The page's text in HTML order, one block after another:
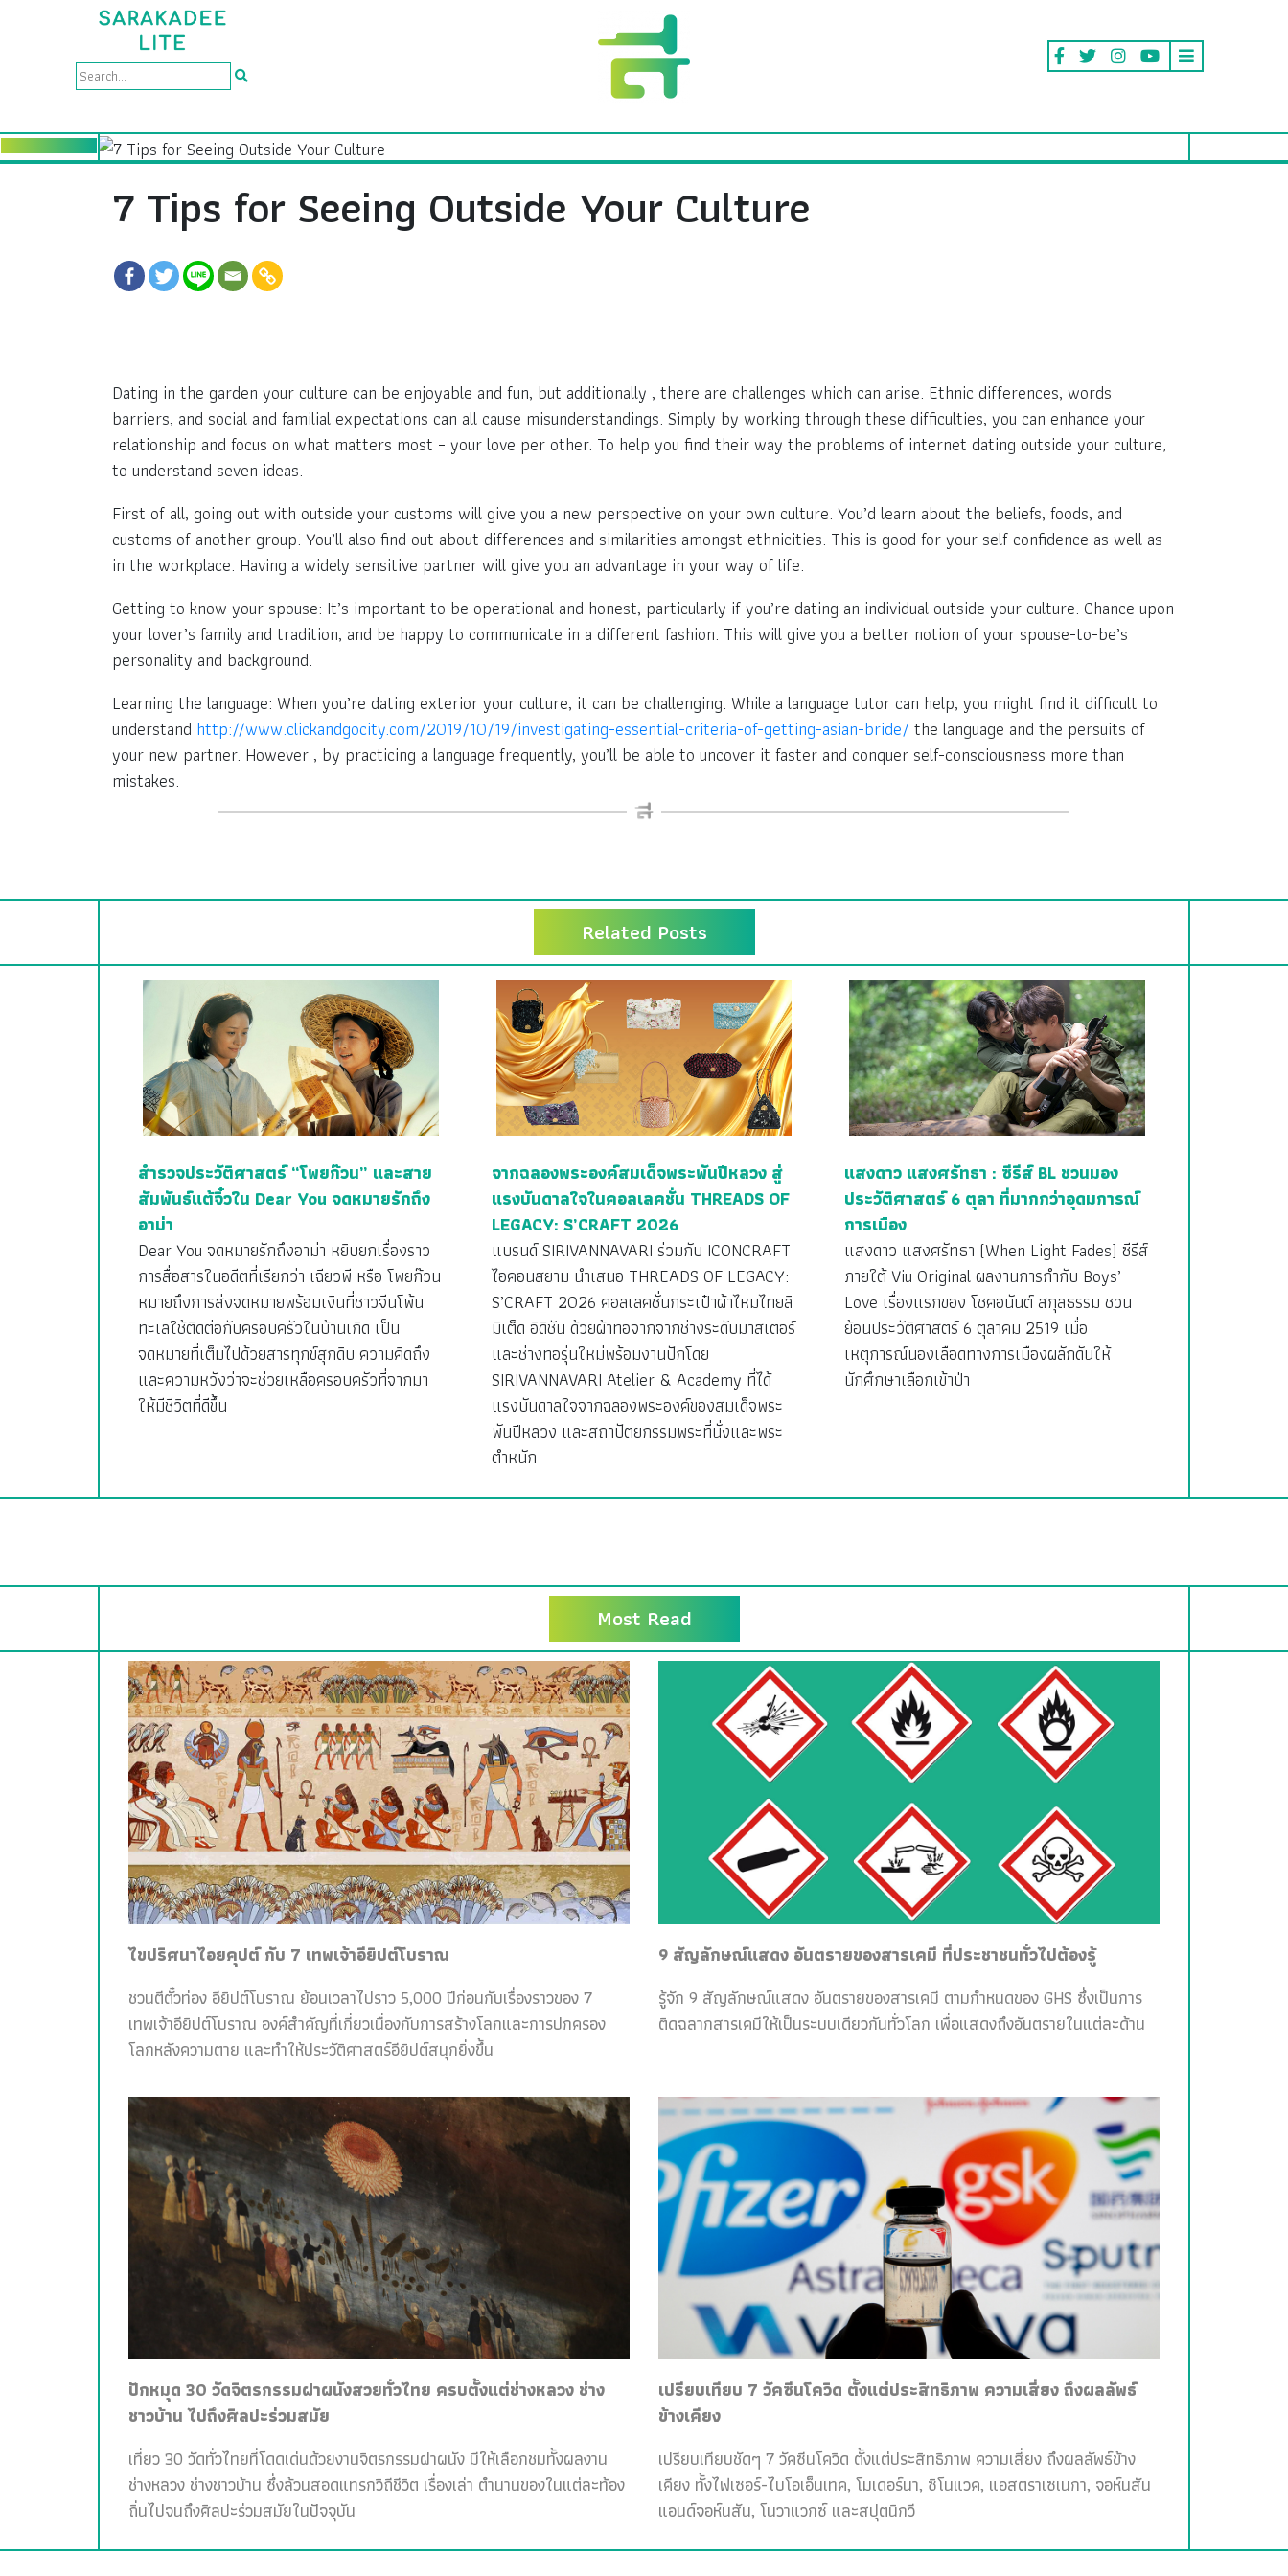
7 Tips for Seeing Outside Your Culture
Dating in the garden your culture can be enjoyable and fun, but additionally , there are challenges which can arise. Ethnic differences, words
barriers, and social and familial expectations can all cause misunderstandings. Simply by working through these difficulties, you can enhance your
relationship and focus on what matters most – your love per other. To help you find their way the problems of internet dating outside your culture,
to understand seven ideas.
First of all, going out with outside your customs will give you a new perspective on your own culture. You’d learn about the beliefs, foods, and
customs of another group. You’ll also find out about differences and similarities amongst ethnicities. This is good for your self confidence as well as
in the workplace. Having a widely sensitive partner will give you an advantage in your way of life.
Getting to know your spouse: It’s important to be operational and honest, particularly if you’re dating an individual outside your culture. Chance upon
your lover’s family and tradition, and be happy to communicate in a different fashion. This will give you a better notion of your spouse-to-be’s
personality and background.
Learning the language: When you’re dating exterior your culture, it can be challenging. While a language tutor can help, you might find it difficult to
understand http://www.clickandgocity.com/2019/10/19/investigating-essential-criteria-of-getting-asian-bride/ the language and the persuits of
your new partner. However , by practicing a language frequently, you’ll be able to uncover it faster and conquer self-consciousness more than
mistakes.
Related Posts
สำรวจประวัติศาสตร์ “โพยก๊วน” และสาย
สัมพันธ์แต้จิ๋วใน Dear You จดหมายรักถึง
อาม่า
Dear You จดหมายรักถึงอาม่า หยิบยกเรื่องราว
การสื่อสารในอดีตที่เรียกว่า เฉียวพี หรือ โพยก๊วน
หมายถึงการส่งจดหมายพร้อมเงินที่ชาวจีนโพ้น
ทะเลใช้ติดต่อกับครอบครัวในบ้านเกิด เป็น
จดหมายที่เต็มไปด้วยสารทุกข์สุกดิบ ความคิดถึง
และความหวังว่าจะช่วยเหลือครอบครัวที่จากมา
ให้มีชีวิตที่ดีขึ้น
จากฉลองพระองค์สมเด็จพระพันปีหลวง สู่
แรงบันดาลใจในคอลเลคชั่น THREADS OF
LEGACY: S’CRAFT 2026
แบรนด์ SIRIVANNAVARI ร่วมกับ ICONCRAFT
ไอคอนสยาม นำเสนอ THREADS OF LEGACY:
S’CRAFT 2026 คอลเลคชั่นกระเป๋าผ้าไหมไทยลิ
มิเต็ด อิดิชัน ด้วยผ้าทอจากจากช่างระดับมาสเตอร์
และช่างทอรุ่นใหม่พร้อมงานปักโดย
SIRIVANNAVARI Atelier & Academy ที่ได้
แรงบันดาลใจจากฉลองพระองค์ของสมเด็จพระ
พันปีหลวง และสถาปัตยกรรมพระที่นั่งและพระ
ตำหนัก
แสงดาว แสงศรัทธา : ซีรีส์ BL ชวนมอง
ประวัติศาสตร์ 6 ตุลา ที่มากกว่าอุดมการณ์
การเมือง
แสงดาว แสงศรัทธา (When Light Fades) ซีรีส์
ภายใต้ Viu Original ผลงานการกำกับ Boys’
Love เรื่องแรกของ โชคอนันต์ สกุลธรรม ชวน
ย้อนประวัติศาสตร์ 6 ตุลาคม 2519 เมื่อ
เหตุการณ์นองเลือดทางการเมืองผลักดันให้
นักศึกษาเลือกเข้าป่า
Most Read
ไขปริศนาไอยคุปต์ กับ 7 เทพเจ้าอียิปต์โบราณ
ชวนตีตั๋วท่อง อียิปต์โบราณ ย้อนเวลาไปราว 5,000 ปีก่อนกับเรื่องราวของ 7
เทพเจ้าอียิปต์โบราณ องค์สำคัญที่เกี่ยวเนื่องกับการสร้างโลกและการปกครอง
โลกหลังความตาย และทำให้ประวัติศาสตร์อียิปต์สนุกยิ่งขึ้น
9 สัญลักษณ์แสดง อันตรายของสารเคมี ที่ประชาชนทั่วไปต้องรู้
รู้จัก 9 สัญลักษณ์แสดง อันตรายของสารเคมี ตามกำหนดของ GHS ซึ่งเป็นการ
ติดฉลากสารเคมีให้เป็นระบบเดียวกันทั่วโลก เพื่อแสดงถึงอันตรายในแต่ละด้าน
ปักหมุด 30 วัดจิตรกรรมฝาผนังสวยทั่วไทย ครบตั้งแต่ช่างหลวง ช่าง
ชาวบ้าน ไปถึงศิลปะร่วมสมัย
เที่ยว 30 วัดทั่วไทยที่โดดเด่นด้วยงานจิตรกรรมฝาผนัง มีให้เลือกชมทั้งผลงาน
ช่างหลวง ช่างชาวบ้าน ซึ่งล้วนสอดแทรกวิถีชีวิต เรื่องเล่า ตำนานของในแต่ละท้อง
ถิ่นไปจนถึงศิลปะร่วมสมัยในปัจจุบัน
เปรียบเทียบ 7 วัคซีนโควิด ตั้งแต่ประสิทธิภาพ ความเสี่ยง ถึงผลลัพธ์
ข้างเคียง
เปรียบเทียบชัดๆ 7 วัคซีนโควิด ตั้งแต่ประสิทธิภาพ ความเสี่ยง ถึงผลลัพธ์ข้าง
เคียง ทั้งไฟเซอร์-ไบโอเอ็นเทค, โมเดอร์นา, ซิโนแวค, แอสตราเซเนกา, จอห์นสัน
แอนด์จอห์นสัน, โนวาแวกซ์ และสปุตนิกวี